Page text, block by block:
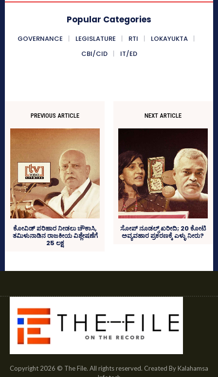
Popular Categories
GOVERNANCE LEGISLATURE RTI
LOKAYUKTA
CBI/CID
IT/ED
PREVIOUS ARTICLE
ಕೋವಿಡ್‌ ಪರಿಹಾರ ನೀಡಲು ಚೌಕಾಸಿ,
ತಮಿಳುನಾಡಿನ ರಾಜಕೀಯ ವಿಶ್ಲೇಷಣೆಗೆ
25 ಲಕ್ಷ
NEXT ARTICLE
ಸೋಪ್‌ ನೂಡಲ್ಸ್‌ ಖರೀದಿ; 20 ಕೋಟಿ
ಅವ್ಯವಹಾರ ಪ್ರಕರಣಕ್ಕೆ ಎಳ್ಳು ನೀರು?
Copyright 2026 © The File. All rights reserved. Created By Kalahamsa